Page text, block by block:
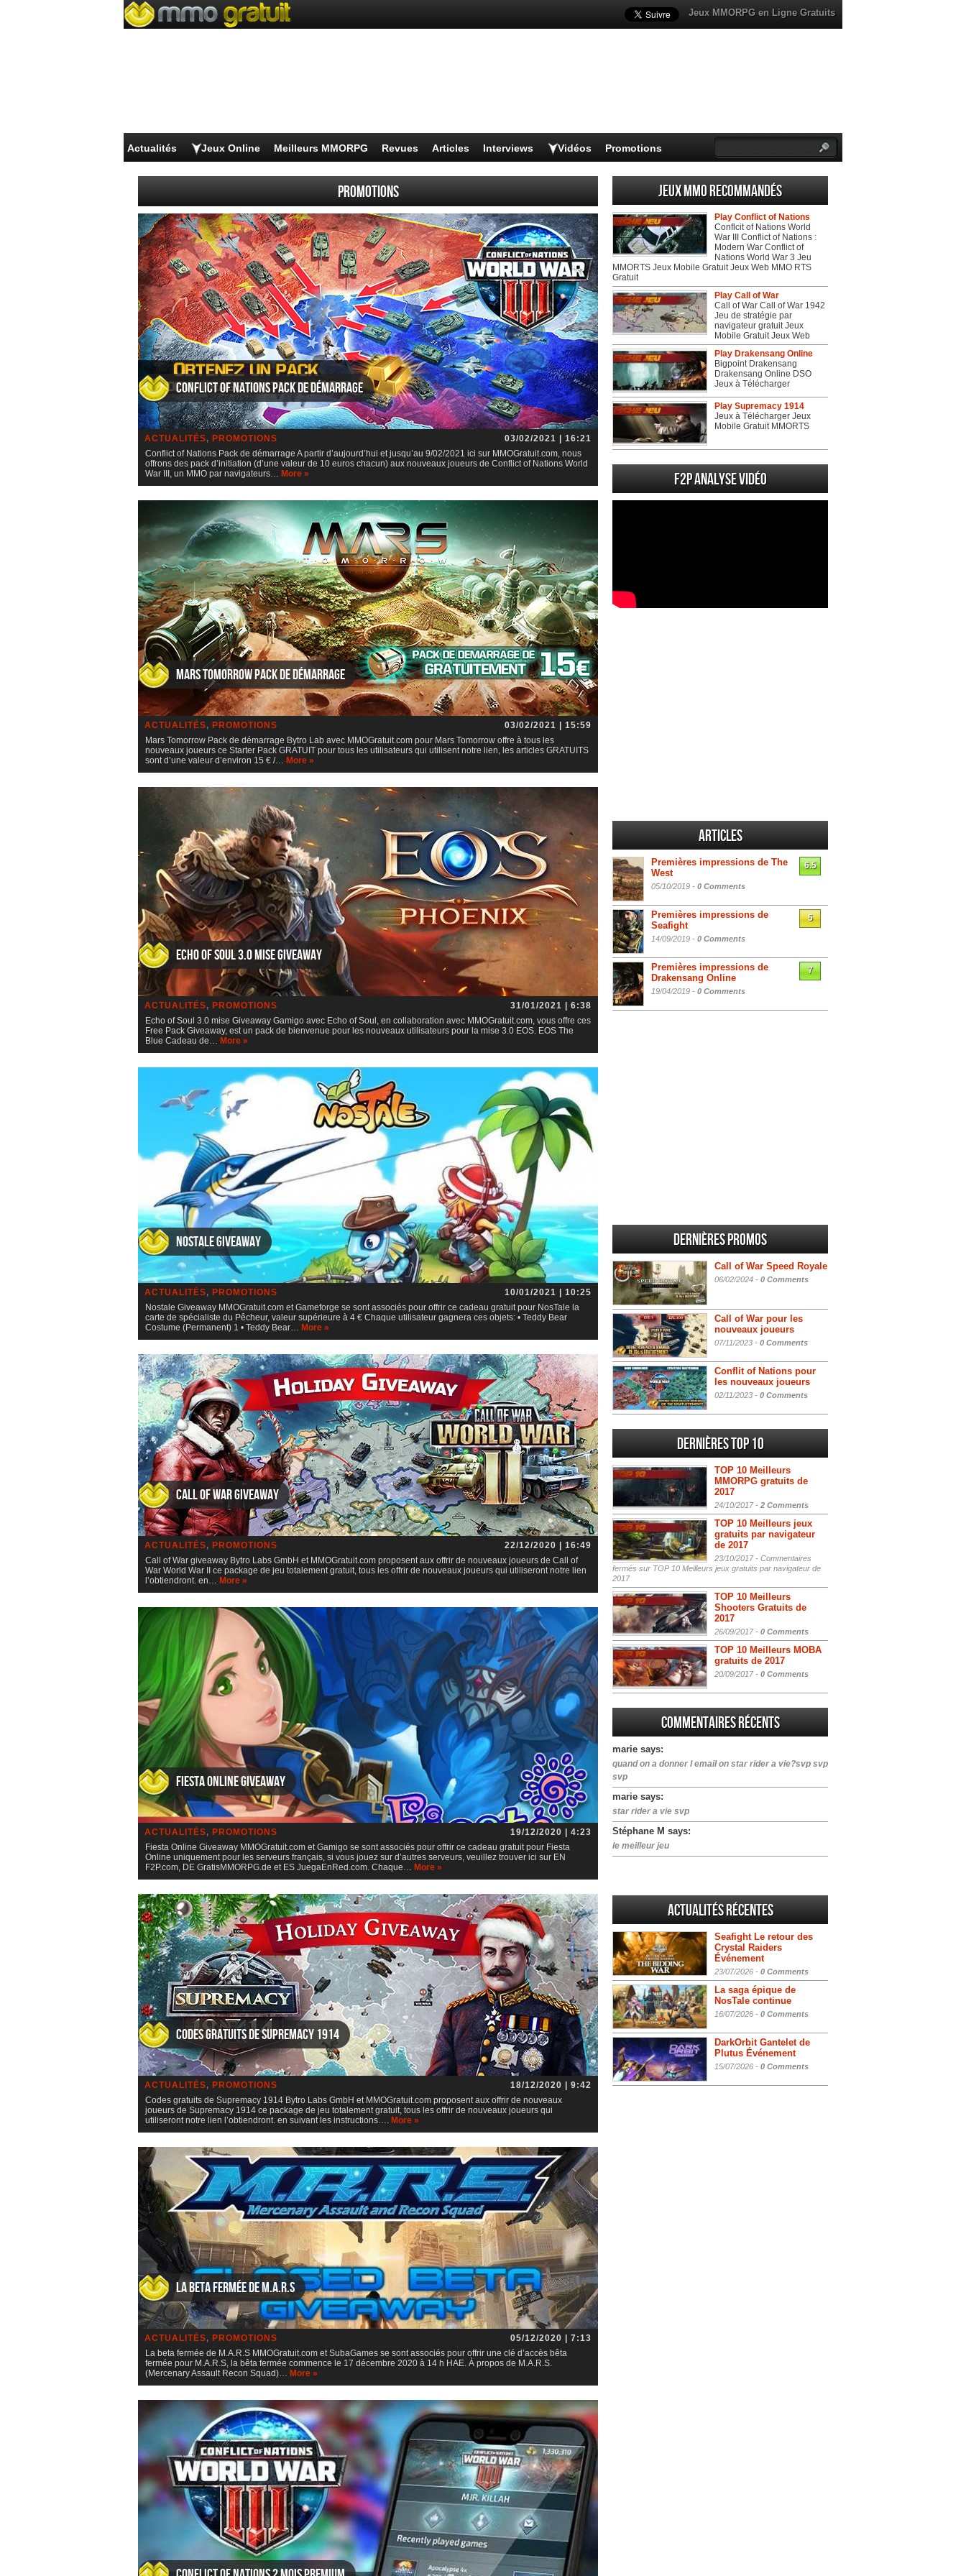
Jeux MMORPG en Ligne Gratuits
Actualités Jeux Online Meilleurs MMORPG Revues Articles Interviews Vidéos Promotions
Promotions
Conflict of Nations Pack de démarrage
ACTUALITÉS, PROMOTIONS
03/02/2021 | 16:21
Conflict of Nations Pack de démarrage A partir d’aujourd’hui et jusqu’au 9/02/2021 ici sur MMOGratuit.com, nous
offrons des pack d’initiation (d’une valeur de 10 euros chacun) aux nouveaux joueurs de Conflict of Nations World
War III, un MMO par navigateurs… More »
Mars Tomorrow Pack de démarrage
ACTUALITÉS, PROMOTIONS
03/02/2021 | 15:59
Mars Tomorrow Pack de démarrage Bytro Lab avec MMOGratuit.com pour Mars Tomorrow offre à tous les
nouveaux joueurs ce Starter Pack GRATUIT pour tous les utilisateurs qui utilisent notre lien, les articles GRATUITS
sont d’une valeur d’environ 15 € /… More »
Echo of Soul 3.0 mise Giveaway
ACTUALITÉS, PROMOTIONS
31/01/2021 | 6:38
Echo of Soul 3.0 mise Giveaway Gamigo avec Echo of Soul, en collaboration avec MMOGratuit.com, vous offre ces
Free Pack Giveaway, est un pack de bienvenue pour les nouveaux utilisateurs pour la mise 3.0 EOS. EOS The
Blue Cadeau de… More »
Nostale Giveaway
ACTUALITÉS, PROMOTIONS
10/01/2021 | 10:25
Nostale Giveaway MMOGratuit.com et Gameforge se sont associés pour offrir ce cadeau gratuit pour NosTale la
carte de spécialiste du Pêcheur, valeur supérieure à 4 € Chaque utilisateur gagnera ces objets: • Teddy Bear
Costume (Permanent) 1 • Teddy Bear… More »
Call of War giveaway
ACTUALITÉS, PROMOTIONS
22/12/2020 | 16:49
Call of War giveaway Bytro Labs GmbH et MMOGratuit.com proposent aux offrir de nouveaux joueurs de Call of
War World War II ce package de jeu totalement gratuit, tous les offrir de nouveaux joueurs qui utiliseront notre lien
l’obtiendront. en… More »
Fiesta Online Giveaway
ACTUALITÉS, PROMOTIONS
19/12/2020 | 4:23
Fiesta Online Giveaway MMOGratuit.com et Gamigo se sont associés pour offrir ce cadeau gratuit pour Fiesta
Online uniquement pour les serveurs français, si vous jouez sur d’autres serveurs, veuillez trouver ici sur EN
F2P.com, DE GratisMMORPG.de et ES JuegaEnRed.com. Chaque… More »
Codes gratuits de Supremacy 1914
ACTUALITÉS, PROMOTIONS
18/12/2020 | 9:42
Codes gratuits de Supremacy 1914 Bytro Labs GmbH et MMOGratuit.com proposent aux offrir de nouveaux
joueurs de Supremacy 1914 ce package de jeu totalement gratuit, tous les offrir de nouveaux joueurs qui
utiliseront notre lien l’obtiendront. en suivant les instructions…. More »
La beta fermée de M.A.R.S
ACTUALITÉS, PROMOTIONS
05/12/2020 | 7:13
La beta fermée de M.A.R.S MMOGratuit.com et SubaGames se sont associés pour offrir une clé d’accès bêta
fermée pour M.A.R.S, la bêta fermée commence le 17 décembre 2020 à 14 h HAE. À propos de M.A.R.S.
(Mercenary Assault Recon Squad)… More »
Jeux MMO recommandés
Play Conflict of Nations
Conflcit of Nations World
War III Conflict of Nations :
Modern War Conflict of
Nations World War 3 Jeu
MMORTS Jeux Mobile Gratuit Jeux Web MMO RTS
Gratuit
Play Call of War
Call of War Call of War 1942
Jeu de stratégie par
navigateur gratuit Jeux
Mobile Gratuit Jeux Web
Play Drakensang Online
Bigpoint Drakensang
Drakensang Online DSO
Jeux à Télécharger
Play Supremacy 1914
Jeux à Télécharger Jeux
Mobile Gratuit MMORTS
F2P Analyse vidéo
Articles
Premières impressions de The
West
05/10/2019 - 0 Comments
6.5
Premières impressions de
Seafight
14/09/2019 - 0 Comments
5
Premières impressions de
Drakensang Online
19/04/2019 - 0 Comments
7
Dernières promos
Call of War Speed Royale
06/02/2024 - 0 Comments
Call of War pour les
nouveaux joueurs
07/11/2023 - 0 Comments
Conflit of Nations pour
les nouveaux joueurs
02/11/2023 - 0 Comments
Dernières Top 10
TOP 10 Meilleurs
MMORPG gratuits de
2017
24/10/2017 - 2 Comments
TOP 10 Meilleurs jeux
gratuits par navigateur
de 2017
23/10/2017 - Commentaires
fermés sur TOP 10 Meilleurs jeux gratuits par navigateur de
2017
TOP 10 Meilleurs
Shooters Gratuits de
2017
26/09/2017 - 0 Comments
TOP 10 Meilleurs MOBA
gratuits de 2017
20/09/2017 - 0 Comments
Commentaires récents
marie says:
quand on a donner l email on star rider a vie?svp svp
svp
marie says:
star rider a vie svp
Stéphane M says:
le meilleur jeu
Actualités Récentes
Seafight Le retour des
Crystal Raiders
Événement
23/07/2026 - 0 Comments
La saga épique de
NosTale continue
16/07/2026 - 0 Comments
DarkOrbit Gantelet de
Plutus Événement
15/07/2026 - 0 Comments